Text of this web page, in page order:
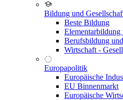
Bildung und
Beste Bildung
Elementarbildung
Berufsbildung
Wirtschaft -
Europapolitik
Europäische
EU Binnenmarkt
Europäische